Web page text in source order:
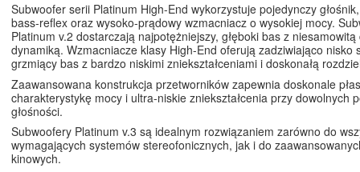
Subwoofer serii Platinum High-End wykorzystuje pojedynczy
bass-reflex oraz wysoko-prądowy wzmacniacz o wysokiej mocy.
Platinum v.2 dostarczają najpotężniejszy, głęboki bas z niesamowitą
dynamiką. Wzmacniacze klasy High-End oferują zadziwiająco nisko
grzmiący bas z bardzo niskimi zniekształceniami i doskonałą
Zaawansowana konstrukcja przetworników zapewnia doskonale
charakterystykę mocy i ultra-niskie zniekształcenia przy dowolnych
głośności.
Subwoofery Platinum v.3 są idealnym rozwiązaniem zarówno do
wymagających systemów stereofonicznych, jak i do
kinowych.